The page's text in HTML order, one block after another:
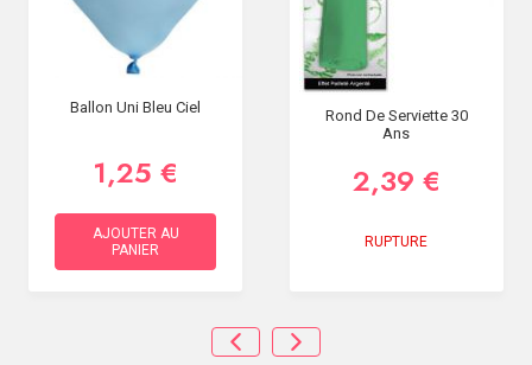
Ballon Uni Bleu Ciel
1,25 €
AJOUTER AU
PANIER
Rond De Serviette 30
Ans
2,39 €
RUPTURE